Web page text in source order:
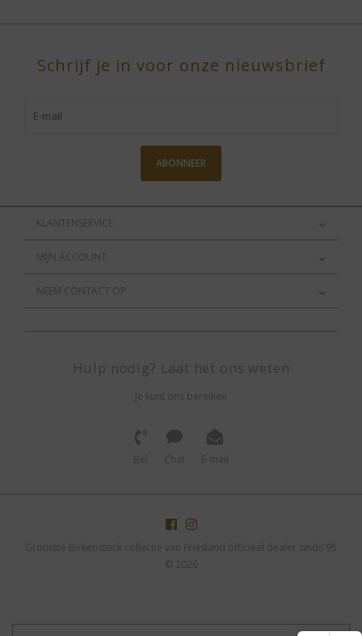
Schrijf je in voor onze nieuwsbrief
ABONNEER
KLANTENSERVICE
MIJN ACCOUNT
NEEM CONTACT OP
Hulp nodig? Laat het ons weten
Je kunt ons bereiken
Bel Chat E-mail
Grootste Birkenstock collectie van Friesland officieel dealer sinds'95
© 2026